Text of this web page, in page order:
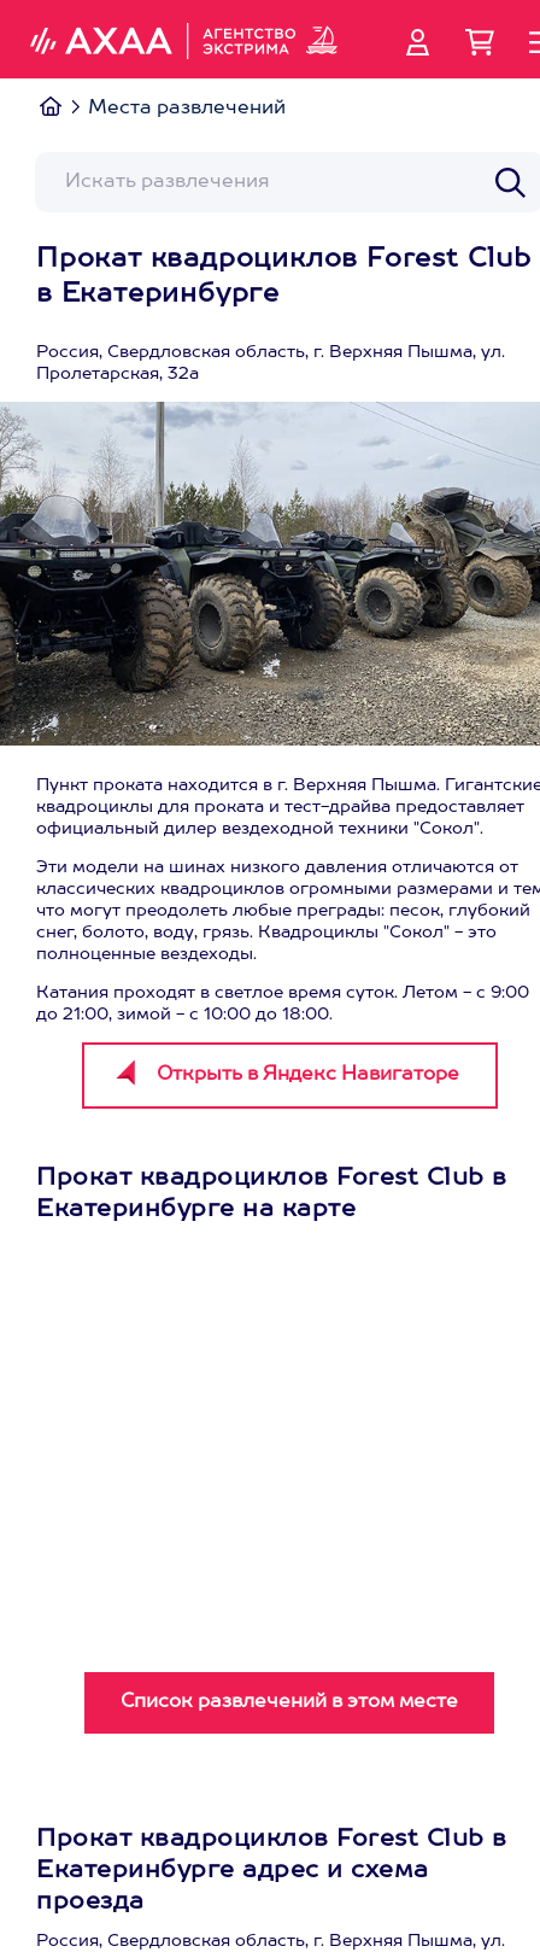
Места развлечений
Прокат квадроциклов Forest Club
в Екатеринбурге
Россия, Свердловская область, г. Верхняя Пышма, ул.
Пролетарская, 32а
Пункт проката находится в г. Верхняя Пышма.
квадроциклы для проката и тест-драйва предоставляет
официальный дилер вездеходной техники "Сокол".
Эти модели на шинах низкого давления отличаются от
классических квадроциклов огромными размерами и
что могут преодолеть любые преграды: песок, глубокий
снег, болото, воду, грязь. Квадроциклы "Сокол" - это
полноценные вездеходы.
Катания проходят в светлое время суток. Летом - с 9:00
до 21:00, зимой - с 10:00 до 18:00.
Прокат квадроциклов Forest Club в
Екатеринбурге на карте
Прокат квадроциклов Forest Club в
Екатеринбурге адрес и схема
проезда
Россия, Свердловская область, г. Верхняя Пышма, ул.